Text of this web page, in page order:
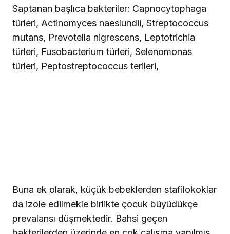
Saptanan başlıca bakteriler: Capnocytophaga
türleri, Actinomyces naeslundii, Streptococcus
mutans, Prevotella nigrescens, Leptotrichia
türleri, Fusobacterium türleri, Selenomonas
türleri, Peptostreptococcus terileri,
Buna ek olarak, küçük bebeklerden stafilokoklar
da izole edilmekle birlikte çocuk büyüdükçe
prevalansı düşmektedir. Bahsi geçen